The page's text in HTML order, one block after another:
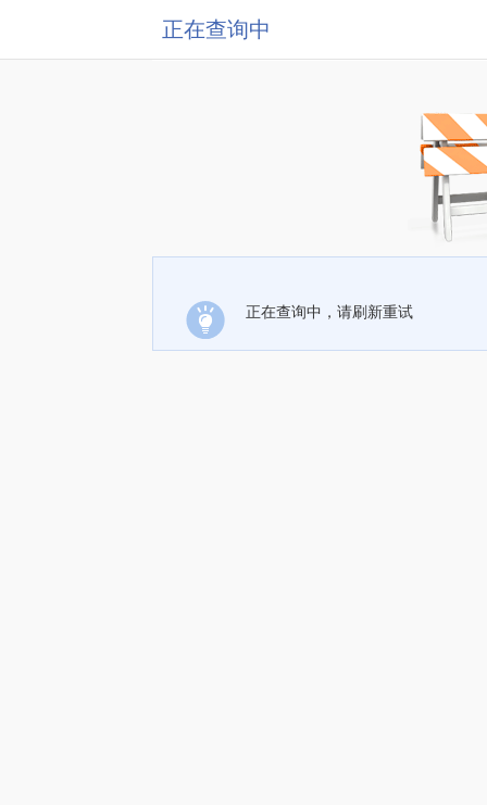
正在查询中
正在查询中，请刷新重试